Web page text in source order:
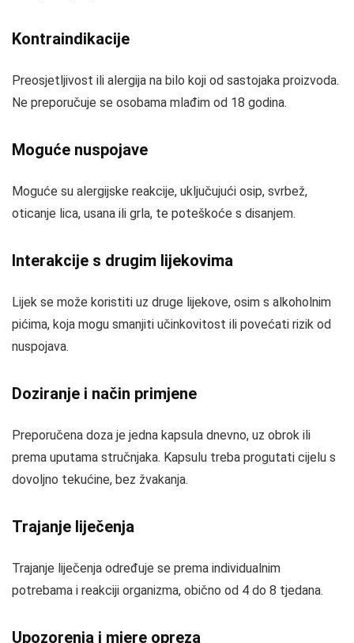
Kontraindikacije
Preosjetljivost ili alergija na bilo koji od sastojaka proizvoda.
Ne preporučuje se osobama mlađim od 18 godina.
Moguće nuspojave
Moguće su alergijske reakcije, uključujući osip, svrbež,
oticanje lica, usana ili grla, te poteškoće s disanjem.
Interakcije s drugim lijekovima
Lijek se može koristiti uz druge lijekove, osim s alkoholnim
pićima, koja mogu smanjiti učinkovitost ili povećati rizik od
nuspojava.
Doziranje i način primjene
Preporučena doza je jedna kapsula dnevno, uz obrok ili
prema uputama stručnjaka. Kapsulu treba progutati cijelu s
dovoljno tekućine, bez žvakanja.
Trajanje liječenja
Trajanje liječenja određuje se prema individualnim
potrebama i reakciji organizma, obično od 4 do 8 tjedana.
Upozorenja i mjere opreza